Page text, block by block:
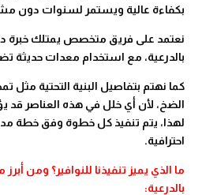
بكفاءة عالية ويستمر لسنوات دون
نعتمد على فريق متخصص يمتلك خبرة
بالدرعية، مع استخدام معدات حديثة
كما نهتم بتفاصيل البنية التحتية مثل
الضخ، لأن أي خلل في هذه العناصر قد
لهذا، يتم تنفيذ كل خطوة وفق خطة
احترافية.
ما الذي يميز تنفيذنا للنوافير؟ ومن
بالدرعية: